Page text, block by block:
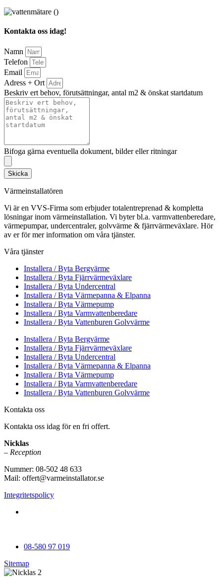
Kontakta oss idag!
Namn
Telefon
Email
Adress + Ort
Beskriv ert behov, förutsättningar, antal m2 & önskat startdatum
Bifoga gärna eventuella dokument, bilder eller ritningar
Skicka
Värmeinstallatören
Vi är en VVS-Firma som erbjuder totalentreprenad & kompletta
lösningar inom värmeinstallation. Vi byter bl.a. varmvattenberedare,
värmepumpar, undercentraler, golvvärme & fjärrvärmeväxlare. Hör
av er för mer information om våra tjänster.
Våra tjänster
Installera / Byta Bergvärme
Installera / Byta Fjärrvärmeväxlare
Installera / Byta Undercentral
Installera / Byta Värmepanna & Elpanna
Installera / Byta Värmepump
Installera / Byta Varmvattenberedare
Installera / Byta Vattenburen Golvvärme
Installera / Byta Bergvärme
Installera / Byta Fjärrvärmeväxlare
Installera / Byta Undercentral
Installera / Byta Värmepanna & Elpanna
Installera / Byta Värmepump
Installera / Byta Varmvattenberedare
Installera / Byta Vattenburen Golvvärme
Kontakta oss
Kontakta oss idag för en fri offert.
Nicklas
– Reception
Nummer: 08-502 48 633
Mail: offert@varmeinstallator.se
Integritetspolicy
08-580 97 019
Sitemap